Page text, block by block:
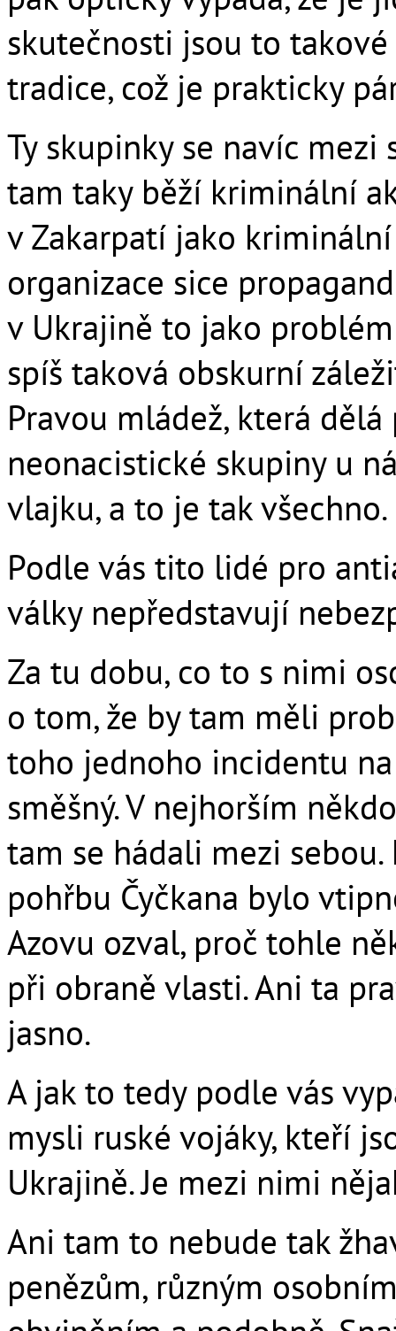
skutečnosti jsou to
tradice, což je prakticky
Ty skupinky se navíc
tam taky běží kriminální
v Zakarpatí jako
organizace sice
v Ukrajině to jako
spíš taková obskurní
Pravou mládež, která
neonacistické skupiny u
vlajku, a to je tak všechno.
Podle vás tito lidé pro
války nepředstavují
Za tu dobu, co to s nimi
o tom, že by tam měli
toho jednoho incidentu
směšný. V nejhorším
tam se hádali mezi
pohřbu Čyčkana bylo
Azovu ozval, proč tohle
při obraně vlasti. Ani ta
jasno.
A jak to tedy podle vás
mysli ruské vojáky, kteří
Ukrajině. Je mezi nimi
Ani tam to nebude tak
penězům, různým